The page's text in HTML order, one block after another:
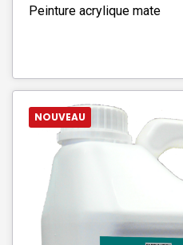
Peinture acrylique mate
NOUVEAU